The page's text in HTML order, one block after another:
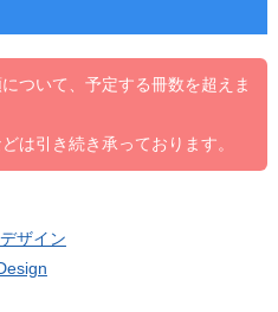
ついて、予定する冊数を超えま
は引き続き承っております。
ザイン